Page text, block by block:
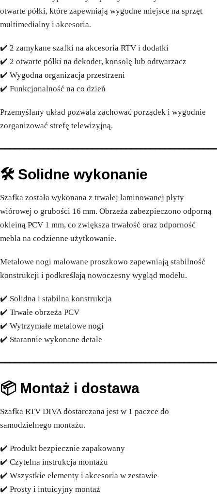
otwarte półki, które zapewniają wygodne miejsce na sprzęt
multimedialny i akcesoria.
✔️ 2 zamykane szafki na akcesoria RTV i dodatki
✔️ 2 otwarte półki na dekoder, konsolę lub odtwarzacz
✔️ Wygodna organizacja przestrzeni
✔️ Funkcjonalność na co dzień
Przemyślany układ pozwala zachować porządek i wygodnie
zorganizować strefę telewizyjną.
🛠️ Solidne wykonanie
Szafka została wykonana z trwałej laminowanej płyty
wiórowej o grubości 16 mm. Obrzeża zabezpieczono odporną
okleiną PCV 1 mm, co zwiększa trwałość oraz odporność
mebla na codzienne użytkowanie.
Metalowe nogi malowane proszkowo zapewniają stabilność
konstrukcji i podkreślają nowoczesny wygląd modelu.
✔️ Solidna i stabilna konstrukcja
✔️ Trwałe obrzeża PCV
✔️ Wytrzymałe metalowe nogi
✔️ Starannie wykonane detale
📦 Montaż i dostawa
Szafka RTV DIVA dostarczana jest w 1 paczce do
samodzielnego montażu.
✔️ Produkt bezpiecznie zapakowany
✔️ Czytelna instrukcja montażu
✔️ Wszystkie elementy i akcesoria w zestawie
✔️ Prosty i intuicyjny montaż